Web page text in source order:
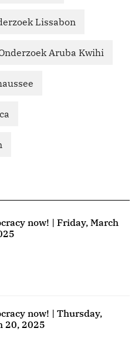
Lissabon
Aruba Kwihi
now! | Friday, March
now! | Thursday,
20, 2025